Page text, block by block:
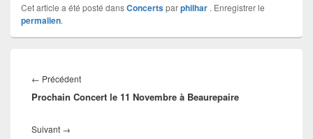
Cet article a été posté dansConcertsparphilhar . Enregistrer le
permalien.
de
l’article
← PrécédentArticle
précédent :
Prochain Concert le 11 Novembre à Beaurepaire
Suivant →